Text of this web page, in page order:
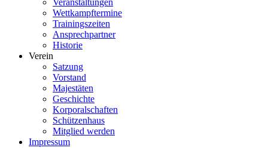
Veranstaltungen
Wettkampftermine
Trainingszeiten
Ansprechpartner
Historie
Verein
Satzung
Vorstand
Majestäten
Geschichte
Korporalschaften
Schützenhaus
Mitglied werden
Impressum